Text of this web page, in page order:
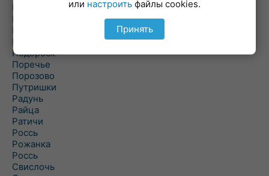
Погородно
Пограничный
Подлабенье
Подольцы
Подороск
Поречье
Порозово
Путришки
Радунь
Райца
Ратичи
Роcсь
Рожанка
Россь
Свислочь
или настроить файлы cookies.
Принять